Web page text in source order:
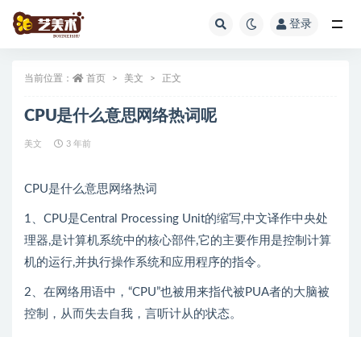
登录
当前位置： 首页 美文 正文
CPU是什么意思网络热词呢
美文 3 年前
CPU是什么意思网络热词
1、CPU是Central Processing Unit的缩写,中文译作中央处
理器,是计算机系统中的核心部件,它的主要作用是控制计算
机的运行,并执行操作系统和应用程序的指令。
2、在网络用语中，“CPU”也被用来指代被PUA者的大脑被
控制，从而失去自我，言听计从的状态。